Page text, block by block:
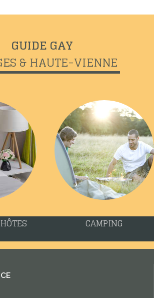
GUIDE GAY
& HAUTE-VIENNE
CAMPING